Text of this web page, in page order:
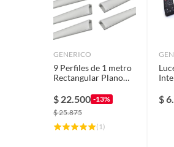
GENERICO
9 Perfiles de 1 metro
Rectangular Plano
$ 22.500 -13%
$25.875
( 1)
$